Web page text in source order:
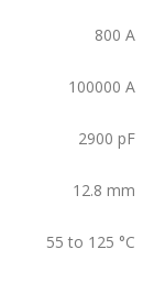
800 A
100000 A
2900 pF
12.8 mm
55 to 125 °C